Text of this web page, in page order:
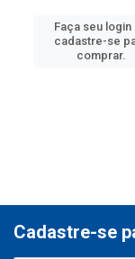
Faça seu login
cadastre-se
comprar.
Cadastre-se